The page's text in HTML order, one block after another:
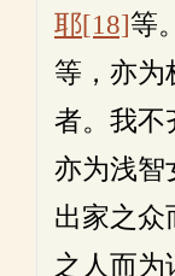
耶[18]等
等，亦为
者。我不
亦为浅智
出家之众
之人而为